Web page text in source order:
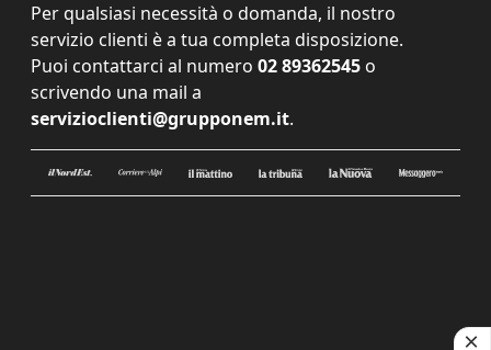
Per qualsiasi necessità o domanda, il nostro
servizio clienti è a tua completa disposizione.
Puoi contattarci al numero 02 89362545 o
scrivendo una mail a
servizioclienti@grupponem.it.